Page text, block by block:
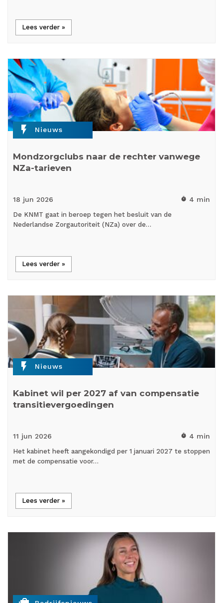
Lees verder »
flash_on Nieuws
Mondzorgclubs naar de rechter vanwege
NZa-tarieven
18 jun 2026 timer 4 min
De KNMT gaat in beroep tegen het besluit van de
Nederlandse Zorgautoriteit (NZa) over de…
Lees verder »
flash_on Nieuws
Kabinet wil per 2027 af van compensatie
transitievergoedingen
11 jun 2026 timer 4 min
Het kabinet heeft aangekondigd per 1 januari 2027 te stoppen
met de compensatie voor…
Lees verder »